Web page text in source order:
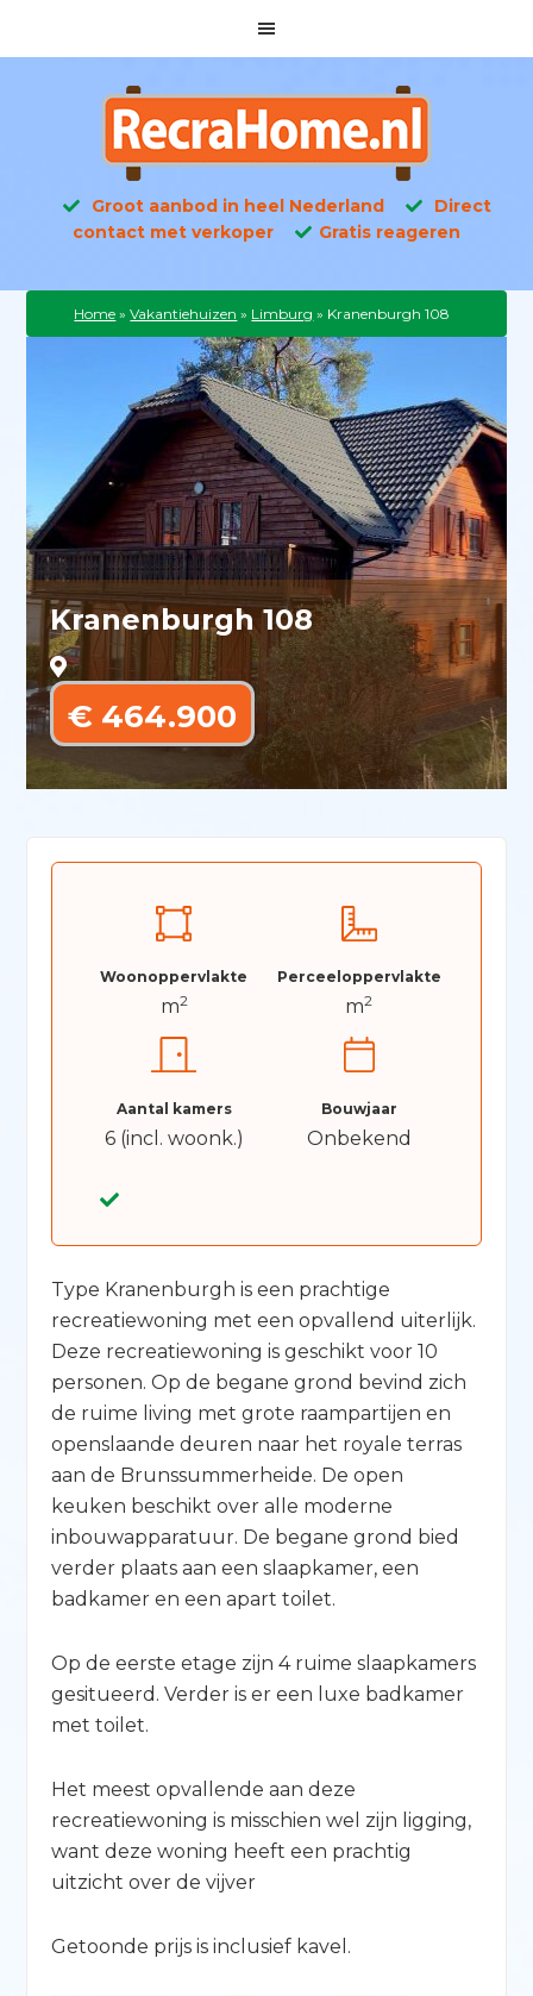
Groot aanbod in heel Nederland
Direct
contact met verkoper
Gratis reageren
Home »Vakantiehuizen » Limburg » Kranenburgh 108
Kranenburgh 108
€ 464.900
Woonoppervlakte
m2
Perceeloppervlakte
m2
Aantal kamers
6 (incl. woonk.)
Bouwjaar
Onbekend
Type Kranenburgh is een prachtige
recreatiewoning met een opvallend uiterlijk.
Deze recreatiewoning is geschikt voor 10
personen. Op de begane grond bevind zich
de ruime living met grote raampartijen en
openslaande deuren naar het royale terras
aan de Brunssummerheide. De open
keuken beschikt over alle moderne
inbouwapparatuur. De begane grond bied
verder plaats aan een slaapkamer, een
badkamer en een apart toilet.
Op de eerste etage zijn 4 ruime slaapkamers
gesitueerd. Verder is er een luxe badkamer
met toilet.
Het meest opvallende aan deze
recreatiewoning is misschien wel zijn ligging,
want deze woning heeft een prachtig
uitzicht over de vijver
Getoonde prijs is inclusief kavel.